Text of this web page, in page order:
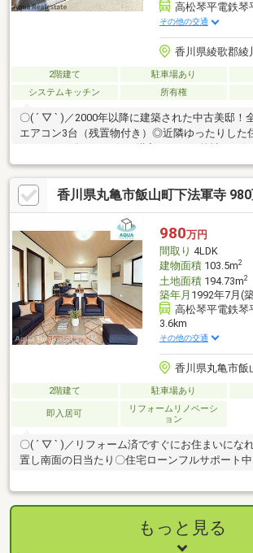
高松琴平電鉄琴
その他の交通
香川県綾歌郡綾
2階建て 駐車場あり
システムキッチン
所有権
〇( ´ ▽ ` )／2000年以降に建築された中古美邸！
エアコン3台（残置物付き）◎近隣ゆったりした
香川県丸亀市飯山町下法軍寺
980万円
間取り 4LDK
建物面積103.5m2
土地面積194.73m2
築年月 1992年7月(
高松琴平電鉄琴
3.6km
その他の交通
香川県丸亀市飯
2階建て 駐車場あり
即入居可
リフォームリノベーシ
ョン
〇( ´ ▽ ` )／リフォーム済ですぐにお住まいにな
置し南面の日当たり〇住宅ローンフルサポート中
もっと見る